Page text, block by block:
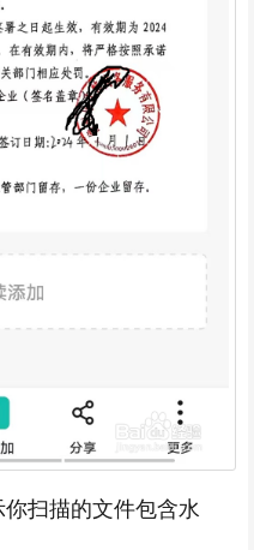
扫描的文件包含水